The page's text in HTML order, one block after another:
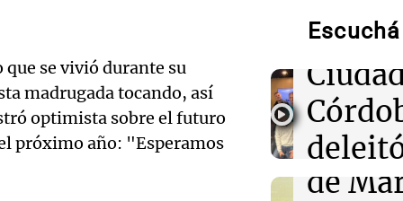
se vivió durante su
madrugada tocando, así
optimista sobre el futuro
próximo año: "Esperamos
Clima en
tiempo este
Clima en
el tiempo este
Clima en
Audio.
de
de